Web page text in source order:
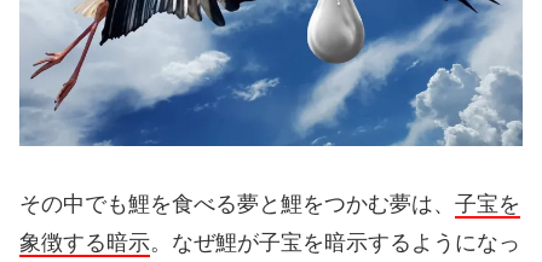
その中でも鯉を食べる夢と鯉をつかむ夢は、 子宝を
象徴する暗示。なぜ鯉が子宝を暗示するようになっ